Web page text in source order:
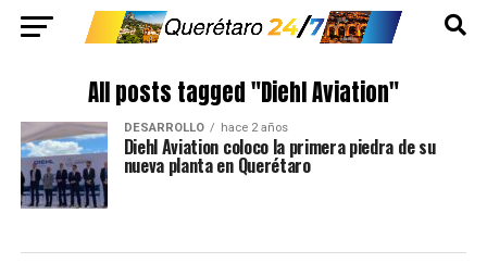
All posts tagged "Diehl Aviation"
DESARROLLO hace 2 años
Diehl Aviation coloco la primera piedra de su
nueva planta en Querétaro